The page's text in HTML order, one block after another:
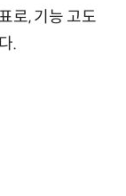
로, 기능 고도
.